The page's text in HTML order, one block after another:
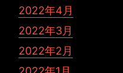
2022年4月
2022年3月
2022年2月